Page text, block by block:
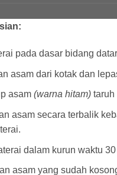
pada dasar bidang
asam dari kotak dan
asam (warna hitam)taruh
asam secara terbalik
dalam kurun waktu 30
asam yang sudah